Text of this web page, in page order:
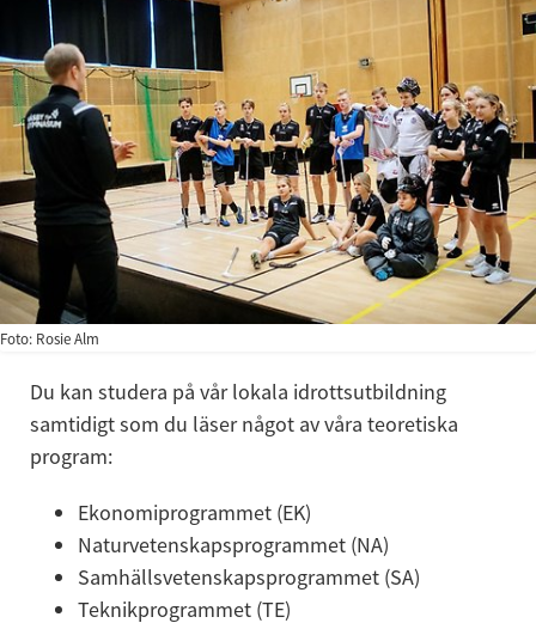
Foto: Rosie Alm
Du kan studera på vår lokala idrottsutbildning
samtidigt som du läser något av våra teoretiska
program:
Ekonomiprogrammet (EK)
Naturvetenskapsprogrammet (NA)
Samhällsvetenskapsprogrammet (SA)
Teknikprogrammet (TE)